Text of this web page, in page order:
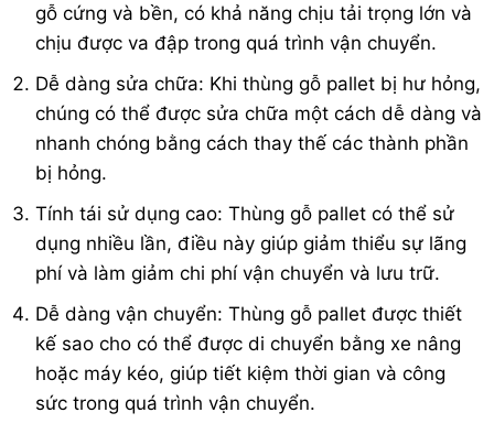
gỗ cứng và bền, có khả năng chịu tải trọng lớn và
chịu được va đập trong quá trình vận chuyển.
Dễ dàng sửa chữa: Khi thùng gỗ pallet bị hư hỏng,
chúng có thể được sửa chữa một cách dễ dàng và
nhanh chóng bằng cách thay thế các thành phần
bị hỏng.
Tính tái sử dụng cao: Thùng gỗ pallet có thể sử
dụng nhiều lần, điều này giúp giảm thiểu sự lãng
phí và làm giảm chi phí vận chuyển và lưu trữ.
Dễ dàng vận chuyển: Thùng gỗ pallet được thiết
kế sao cho có thể được di chuyển bằng xe nâng
hoặc máy kéo, giúp tiết kiệm thời gian và công
sức trong quá trình vận chuyển.